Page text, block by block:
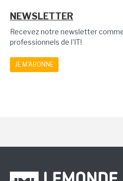
NEWSLETTER
Recevez notre newsletter
professionnels de l'IT!
JE M'ABONNE